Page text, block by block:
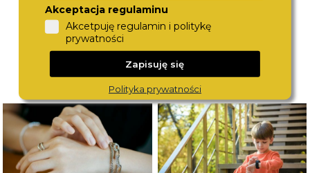
Akceptacja regulaminu
Akcetpuję regulamin i politykę
prywatności
Zapisuję się
Polityka prywatności